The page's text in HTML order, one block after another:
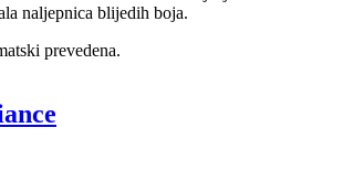
naljepnica blijedih boja.
prevedena.